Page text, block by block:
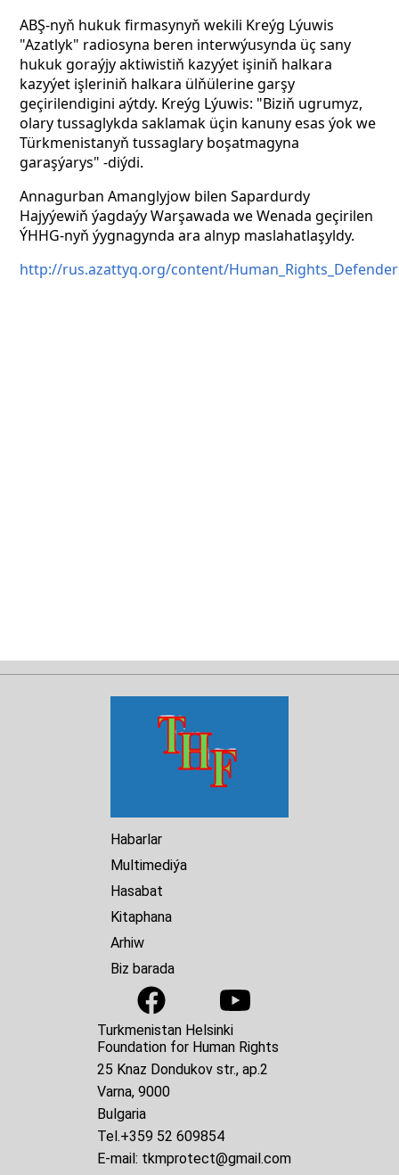
ABŞ-nyň hukuk firmasynyň wekili Kreýg Lýuwis
"Azatlyk" radiosyna beren interwýusynda üç sany
hukuk goraýjy aktiwistiň kazyýet işiniň halkara
kazyýet işleriniň halkara ülňülerine garşy
geçirilendigini aýtdy. Kreýg Lýuwis: "Biziň ugrumyz,
olary tussaglykda saklamak üçin kanuny esas ýok we
Türkmenistanyň tussaglary boşatmagyna
garaşýarys" -diýdi.
Annagurban Amanglyjow bilen Sapardurdy
Hajyýewiň ýagdaýy Warşawada we Wenada geçirilen
ÝHHG-nyň ýygnagynda ara alnyp maslahatlaşyldy.
http://rus.azattyq.org/content/
Habarlar
Multimediýa
Hasabat
Kitaphana
Arhiw
Biz barada
Turkmenistan Helsinki
Foundation for Human Rights
25 Knaz Dondukov str., ap.2
Varna, 9000
Bulgaria
Tel.+359 52 609854
E-mail: tkmprotect@gmail.com